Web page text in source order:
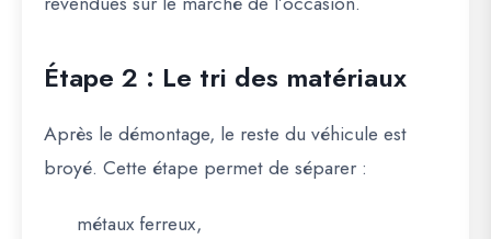
Étape 2 : Le tri des matériaux
Après le démontage, le reste du véhicule est
broyé. Cette étape permet de séparer :
métaux ferreux,